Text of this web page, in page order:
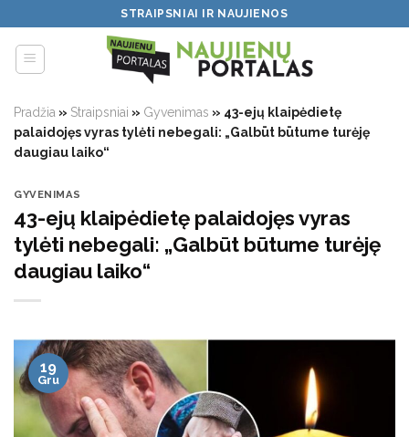
to
content
STRAIPSNIAI IR NAUJIENOS
Pradžia » Straipsniai » Gyvenimas » 43-ejų klaipėdietę
palaidojęs vyras tylėti nebegali: „Galbūt būtume turėję
daugiau laiko“
GYVENIMAS
43-ejų klaipėdietę palaidojęs vyras
tylėti nebegali: „Galbūt būtume turėję
daugiau laiko“
19
Gru